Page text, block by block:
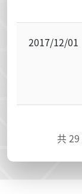
2017/12/01
共29